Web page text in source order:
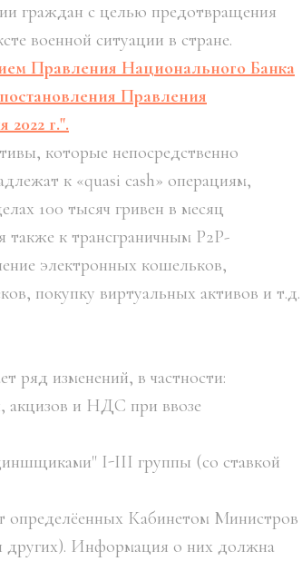
граждан с целью предотвращения
военной ситуации в стране.
Правления Национального Банка
Правления
г.".
которые непосредственно
к «quasi cash» операциям,
100 тысяч гривен в месяц
к трансграничным P2P-
электронных кошельков,
покупку виртуальных активов и т.д.
ряд изменений, в частности:
акцизов и НДС при ввозе
I-III группы (со ставкой
определёенных Кабинетом Министров
других). Информация о них должна